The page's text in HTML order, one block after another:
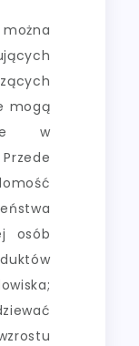
mogą
w
osób